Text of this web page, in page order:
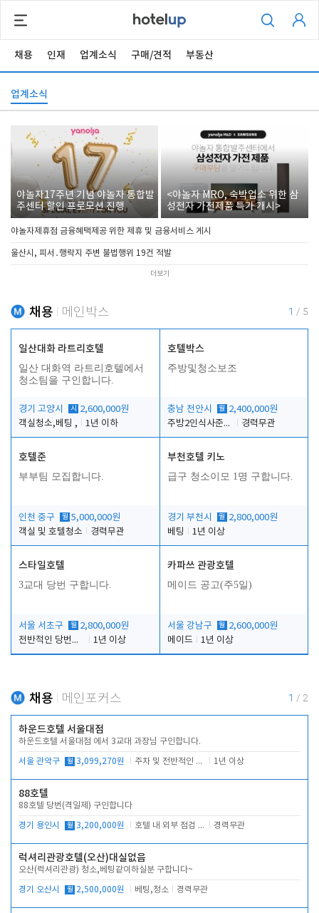
채용 인재 업계소식 구매/견적 부동산
업계소식
야놀자17주년 기념 야놀자 통합발
주센터 할인 프로모션 진행
<야놀자 MRO, 숙박업소 위한 삼
성전자 가전제품 특가 개시>
야놀자제휴점 금융혜택제공 위한 제휴 및 금융서비스 게시
울산시, 피서․행락지 주변 불법행위 19건 적발
더보기
채용 메인박스 1 / 5
일산대화 라트리호텔
일산 대화역 라트리호텔에서
청소팀을 구인합니다.
경기 고양시 시
2,600,000원
객실청소,베팅 ,
1년 이하
호텔박스
주방및청소보조
충남 천안시 월 2,400,000원
주방2인식사준비및청소린렌보조
경력무관
호텔준
부부팀 모집합니다.
인천 중구 월 5,000,000원
객실 및 호텔청소
경력무관
부천호텔 키노
급구 청소이모 1명 구합니다.
경기 부천시 월 2,800,000원
베팅
1년 이상
스타일호텔
3교대 당번 구합니다.
서울 서초구 월 2,800,000원
전반적인 당번업무
1년 이상
카파쓰 관광호텔
메이드 공고(주5일)
서울 강남구 월 2,600,000원
메이드
1년 이상
채용 메인포커스 1 / 2
하운드호텔 서울대점
하운드호텔 서울대점 에서 3교대 과장님 구인합니다.
서울 관악구 월 3,099,270원 주차 및 전반적인 당번업무 1년 이상
88호텔
88호텔 당번(격일제) 구인합니다
경기 용인시 월 3,200,000원 호텔 내 외부 점검 및 프런트 운영 경력무관
럭셔리관광호텔(오산)대실없음
오산(럭셔리관광) 청소,베팅같이하실분 구합니다~
경기 오산시 월 2,500,000원 베팅,청소 경력무관